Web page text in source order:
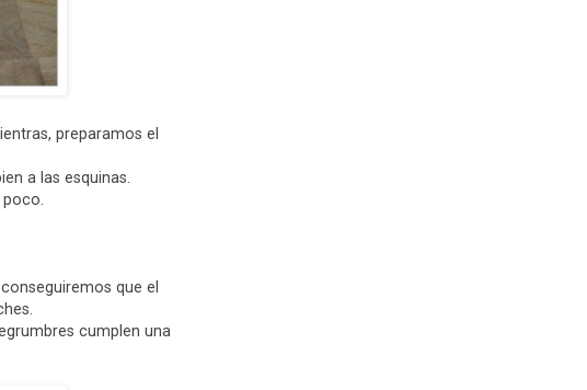
preparamos el
a las esquinas.
que el
cumplen una